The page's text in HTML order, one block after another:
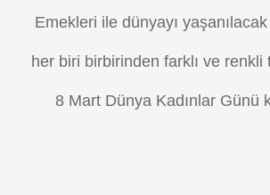
Emekleri ile dünyayı
her biri birbirinden farklı ve renkli
8 Mart Dünya Kadınlar Günü